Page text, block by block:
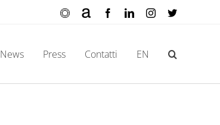
OculaArtnet FacebookLinkedInInstagram
X
News Press Contatti EN